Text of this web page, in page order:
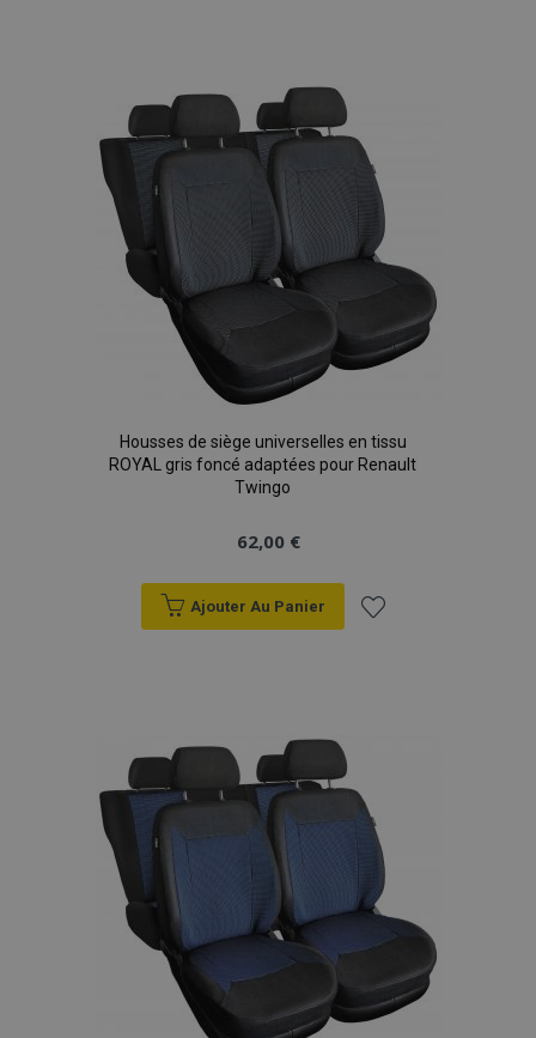
d'achats
Housses de siège universelles en tissu
ROYAL gris foncé adaptées pour Renault
Twingo
62,00 €
Ajouter Au Panier
d'achats